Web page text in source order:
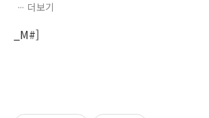
더보기
_M#]